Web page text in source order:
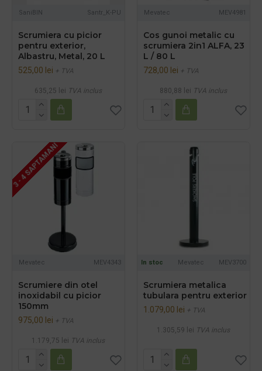
SaniBIN Santr_K-PU
Scrumiera cu picior
pentru exterior,
Albastru, Metal, 20 L
525,00 lei + TVA
635,25 lei TVA inclus
Mevatec MEV4981
Cos gunoi metalic cu
scrumiera 2in1 ALFA, 23
L / 80 L
728,00 lei + TVA
880,88 lei TVA inclus
3 - 4 SAPTAMANI
Mevatec MEV4343
Scrumiere din otel
inoxidabil cu picior
150mm
975,00 lei + TVA
1.179,75 lei TVA inclus
In stoc Mevatec MEV3700
Scrumiera metalica
tubulara pentru exterior
1.079,00 lei + TVA
1.305,59 lei TVA inclus